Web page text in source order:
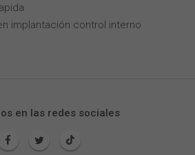
implantación control interno
en las redes sociales